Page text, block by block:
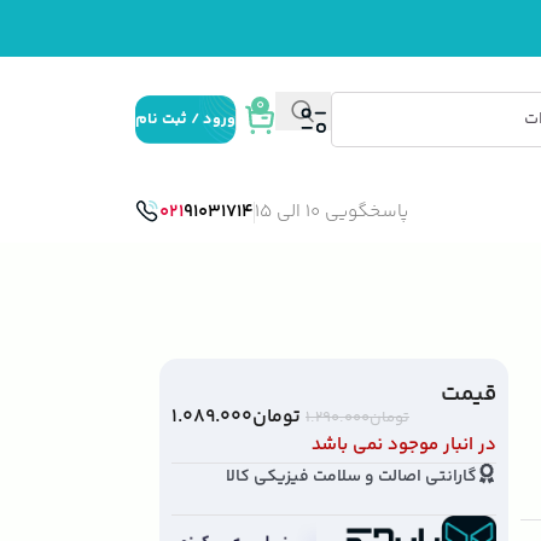
0
ورود / ثبت نام
پاسخگویی 10 الی 15 02191031714
قیمت
تومان۱.۲۹۰.۰۰۰ تومان۱.۰۸۹.۰۰۰
در انبار موجود نمی باشد
گارانتی اصالت و سلامت فیزیکی کالا